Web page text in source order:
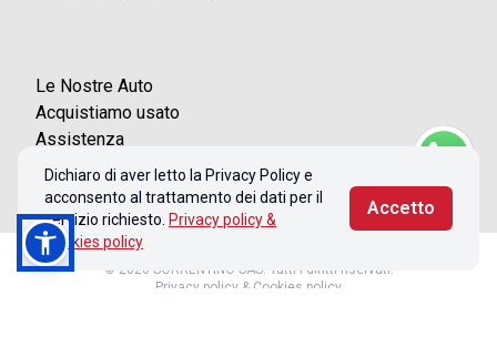
Le Nostre Auto
Acquistiamo usato
Assistenza
Contatti
Dichiaro di aver letto la Privacy Policy e
acconsento al trattamento dei dati per il
servizio richiesto. Privacy policy &
Cookies policy
Accetto
© 2026 SORRENTINO SAS. Tutti i diritti riservati.
Privacy policy & Cookies policy